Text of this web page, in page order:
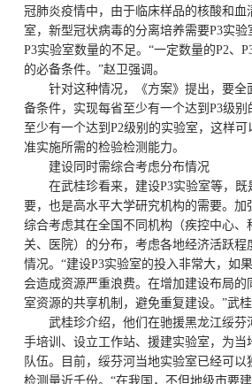
冠肺炎疫情中，由于临床样品的核酸和血
室，新型冠状病毒的分离培养需要P3实验
P3实验室数量的不足。“一定数量的P2、
的必备条件。”赵卫强调。
针对这种情况，《方案》提出，要全
备条件，实现每省至少有一个达到P3级
至少有一个达到P2级别的实验室，这样
准实施所需的检验检测能力。
建设同时需综合考虑分布情况
在武桂珍看来，建设P3实验室等，
要，也是高水平大学研究机构的需要。加
综合考虑其在全国不同机构（疾控中心、
关、医院）的分布，考虑各地经济活跃程
情况。“建设P3实验室的投入非常大，如
会造成资源严重浪费。在增加建设布局的
室资源的共享机制，避免重复建设。”武桂
武桂珍介绍，他们在驰援黑龙江绥芬
手培训、设立工作站、援建实验室，为当
队伍。目前，绥芬河当地实验室已经可以
检测量近千份。“在我国，不但地级市要